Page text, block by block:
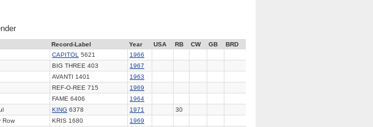
Record-Label Year USA RB CW GB
BRD
CAPITOL 5621
1966
BIG THREE 403
1967
AVANTI 1401
1963
REF-O-REE 715
1969
FAME 6406
1964
KING 6378 1971
30
Row KRIS 1680
1969